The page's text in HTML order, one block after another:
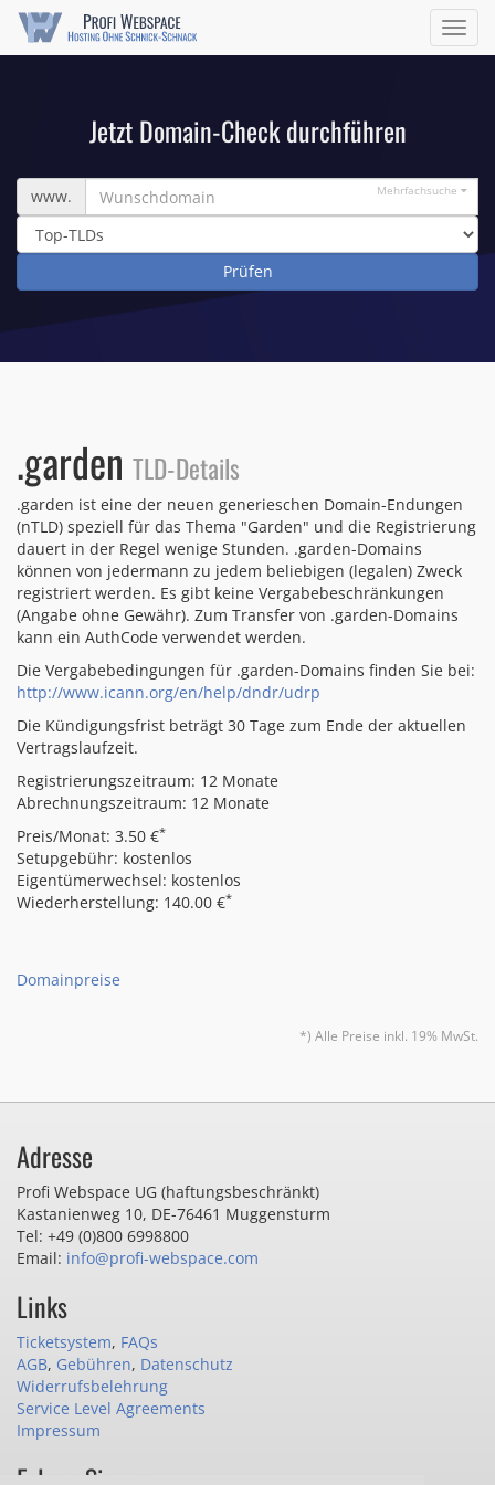
ein/
Jetzt Domain-Check durchführen
Wunschdomain
www. Mehrfachsuche
.garden TLD-Details
.garden ist eine der neuen generieschen Domain-Endungen
(nTLD) speziell für das Thema "Garden" und die Registrierung
dauert in der Regel wenige Stunden. .garden-Domains
können von jedermann zu jedem beliebigen (legalen) Zweck
registriert werden. Es gibt keine Vergabebeschränkungen
(Angabe ohne Gewähr). Zum Transfer von .garden-Domains
kann ein AuthCode verwendet werden.
Die Vergabebedingungen für .garden-Domains finden Sie bei:
http://www.icann.org/en/help/dndr/udrp
Die Kündigungsfrist beträgt 30 Tage zum Ende der aktuellen
Vertragslaufzeit.
Registrierungszeitraum: 12 Monate
Abrechnungszeitraum: 12 Monate
Preis/Monat: 3.50 €*
Setupgebühr: kostenlos
Eigentümerwechsel: kostenlos
Wiederherstellung: 140.00 €*
Domainpreise
*) Alle Preise inkl. 19% MwSt.
Adresse
Profi Webspace UG (haftungsbeschränkt)
Kastanienweg 10, DE-76461 Muggensturm
Tel: +49 (0)800 6998800
Email: info@profi-webspace.com
Links
Ticketsystem, FAQs
AGB, Gebühren, Datenschutz
Widerrufsbelehrung
Service Level Agreements
Impressum